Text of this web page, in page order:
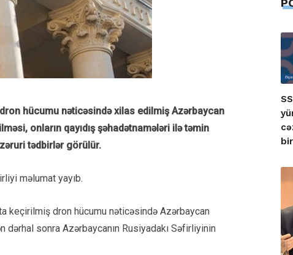
hücumu nəticəsində xilas edilmiş Azərbaycan
onların qayıdış şəhadətnamələri ilə təmin
zəruri tədbirlər görülür.
məlumat yayıb.
keçirilmiş dron hücumu nəticəsində Azərbaycan
dərhal sonra Azərbaycanın Rusiyadakı Səfirliyinin